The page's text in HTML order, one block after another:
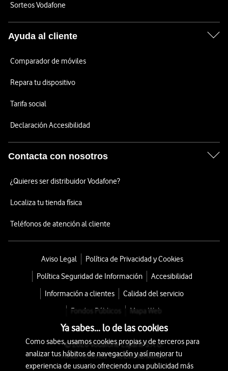
Sorteos Vodafone
Ayuda al cliente
Comparador de móviles
Repara tu dispositivo
Tarifa social
Declaración Accesibilidad
Contacta con nosotros
¿Quieres ser distribuidor Vodafone?
Localiza tu tienda física
Teléfonos de atención al cliente
Aviso Legal
Política de Privacidad y Cookies
Política Seguridad de Información
Accesibilidad
Información a clientes
Calidad del servicio
Fondos Públicos
Mapa Web
© 2026 Vodafone España S.A.U.
Avda. América 115, 28042 Madrid
Ya sabes... lo de las cookies
Como sabes, usamos cookies propias y de terceros para
analizar tus hábitos de navegación y así mejorar tu
experiencia de usuario ofreciendo una publicidad más